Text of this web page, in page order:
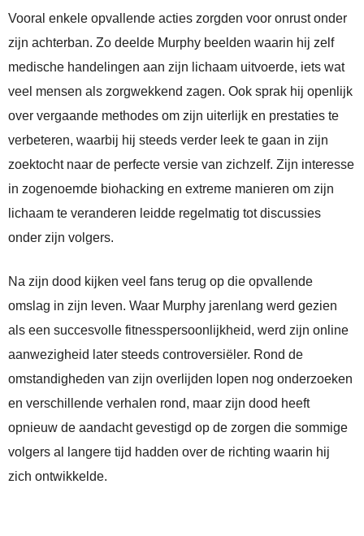
Vooral enkele opvallende acties zorgden voor onrust onder
zijn achterban. Zo deelde Murphy beelden waarin hij zelf
medische handelingen aan zijn lichaam uitvoerde, iets wat
veel mensen als zorgwekkend zagen. Ook sprak hij openlijk
over vergaande methodes om zijn uiterlijk en prestaties te
verbeteren, waarbij hij steeds verder leek te gaan in zijn
zoektocht naar de perfecte versie van zichzelf. Zijn interesse
in zogenoemde biohacking en extreme manieren om zijn
lichaam te veranderen leidde regelmatig tot discussies
onder zijn volgers.
Na zijn dood kijken veel fans terug op die opvallende
omslag in zijn leven. Waar Murphy jarenlang werd gezien
als een succesvolle fitnesspersoonlijkheid, werd zijn online
aanwezigheid later steeds controversiëler. Rond de
omstandigheden van zijn overlijden lopen nog onderzoeken
en verschillende verhalen rond, maar zijn dood heeft
opnieuw de aandacht gevestigd op de zorgen die sommige
volgers al langere tijd hadden over de richting waarin hij
zich ontwikkelde.